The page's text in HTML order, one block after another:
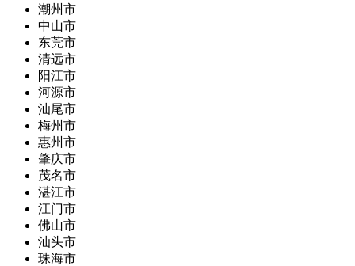
潮州市
中山市
东莞市
清远市
阳江市
河源市
汕尾市
梅州市
惠州市
肇庆市
茂名市
湛江市
江门市
佛山市
汕头市
珠海市